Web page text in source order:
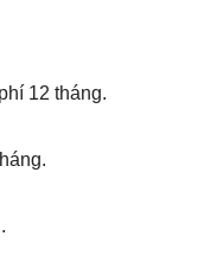
12 tháng.